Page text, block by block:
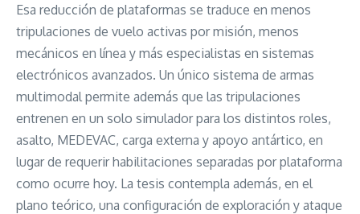
Esa reducción de plataformas se traduce en menos
tripulaciones de vuelo activas por misión, menos
mecánicos en línea y más especialistas en sistemas
electrónicos avanzados. Un único sistema de armas
multimodal permite además que las tripulaciones
entrenen en un solo simulador para los distintos roles,
asalto, MEDEVAC, carga externa y apoyo antártico, en
lugar de requerir habilitaciones separadas por plataforma
como ocurre hoy. La tesis contempla además, en el
plano teórico, una configuración de exploración y ataque